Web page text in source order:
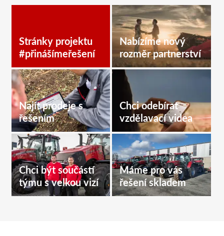
Stránky projektu
#přinášímeřešení
Nabízíme nový
rozměr partnerství
Najít prodeje s
řešením
Chci odebírat
vzdělavací videa
Máme pro vás
řešení skladem
Chci být součástí
týmu s velkou vizí